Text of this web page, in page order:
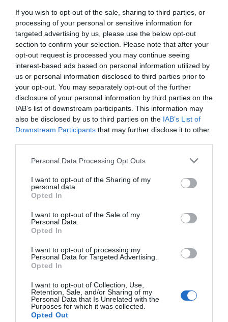
If you wish to opt-out of the sale, sharing to third parties, or
processing of your personal or sensitive information for
targeted advertising by us, please use the below opt-out
section to confirm your selection. Please note that after your
opt-out request is processed you may continue seeing
interest-based ads based on personal information utilized by
us or personal information disclosed to third parties prior to
your opt-out. You may separately opt-out of the further
disclosure of your personal information by third parties on the
IAB’s list of downstream participants. This information may
also be disclosed by us to third parties on the IAB’s List of
Downstream Participants that may further disclose it to other
Personal Data Processing Opt Outs
I want to opt-out of the Sharing of my
personal data.
Opted In
I want to opt-out of the Sale of my
Personal Data.
Opted In
I want to opt-out of processing my
Personal Data for Targeted Advertising.
Opted In
I want to opt-out of Collection, Use,
Retention, Sale, and/or Sharing of my
Personal Data that Is Unrelated with the
Purposes for which it was collected.
Opted Out
"L'Hotel Dei Coloniali si trova a Siracusa nel cuore del nuovo porto
turistico a due passi dal ponte Umbertino che colleg..."
Hotel Dei Congressi- Roma - Viale Shakespeare, 29 (Roma)
"L’Hotel dei Congressi si trova nel cuore del centro degli affari di
Roma, circondato dalla rigogliosa vegetazione del qu..."
Hotel Dei Congressi- Castellammare Di Stabia - Viale Puglia,
45 (Napoli)
"L'Hotel Dei Congressi si trova a Castellammare Di Stabia di fronte allo
splendido Golfo di Napoli e alle spalle del Mont..."
Hotel dei Duchi- Urbino - via G. Dini, 12 (Pesaro E Urbino)
"L'Hotel dei Duchi è situato a Urbino in una zona tranquilla, a circa
800 mt dalle antiche Mura della città, e a 500 mt d..."
Hotel dei Duchi- Spoleto - Viale Giacomo Matteotti, 4
"L'Hotel Dei Duchi si trova a Spoleto in pieno centro, vicinissimo ai
Hotel dei Fiori- Milano - via Renzo e Lucia, 14 (Milano)
"L' Hotel dei Fiori è un albergo 3 stelle situato nella zona Sud di Milano,
in prossimità dei Navigli, dell'autostrada A7..."
Hotel dei Macchiaioli - Firenze - Via Cavour, 21 (Firenze)
"L'Hotel dei Macchiaioli è un nuovissimo albergo 3 stelle di Firenze
Hotel dei Mille- Napoli - Via Torino, 108 (Napoli)
"L'Hotel dei Mille nasce in uno storico palazzo dell'Ottocento a poca
Hotel Dei Pini- Porto Empedocle - C.da San Calogero
(Agrigento)
"L’Hotel dei Pini sorge a breve distanza da Porto Empedocle , ad
appena 5 km dalla famosa Valle dei Templi e ad 800 mt da..."